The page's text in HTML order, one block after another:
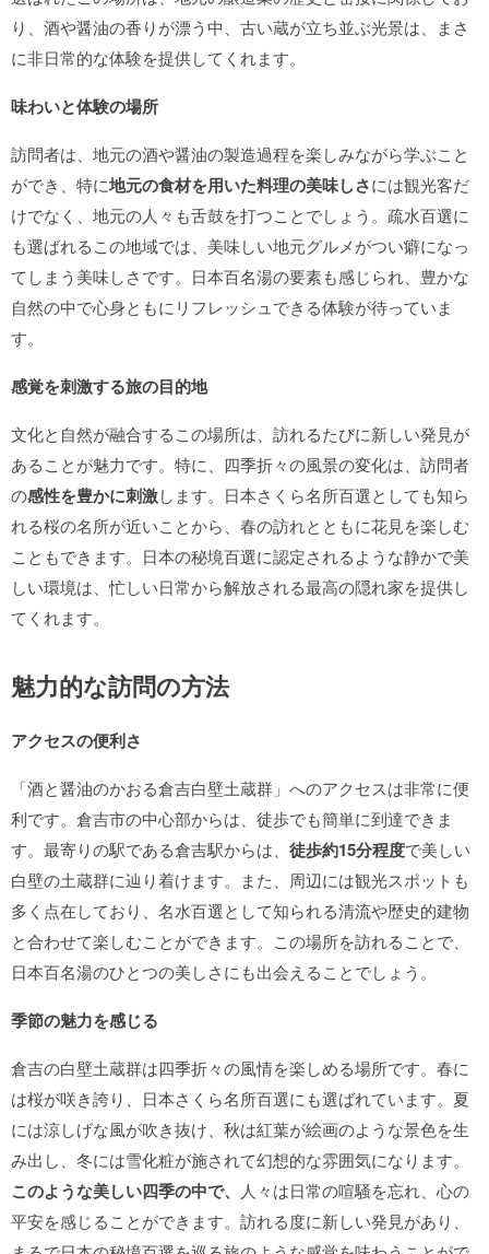
り、酒や醤油の香りが漂う中、古い蔵が立ち並ぶ光景は、まさ
に非日常的な体験を提供してくれます。
味わいと体験の場所
訪問者は、地元の酒や醤油の製造過程を楽しみながら学ぶこと
ができ、特に地元の食材を用いた料理の美味しさには観光客だ
けでなく、地元の人々も舌鼓を打つことでしょう。疏水百選に
も選ばれるこの地域では、美味しい地元グルメがつい癖になっ
てしまう美味しさです。日本百名湯の要素も感じられ、豊かな
自然の中で心身ともにリフレッシュできる体験が待っていま
す。
感覚を刺激する旅の目的地
文化と自然が融合するこの場所は、訪れるたびに新しい発見が
あることが魅力です。特に、四季折々の風景の変化は、訪問者
の感性を豊かに刺激します。日本さくら名所百選としても知ら
れる桜の名所が近いことから、春の訪れとともに花見を楽しむ
こともできます。日本の秘境百選に認定されるような静かで美
しい環境は、忙しい日常から解放される最高の隠れ家を提供し
てくれます。
魅力的な訪問の方法
アクセスの便利さ
「酒と醤油のかおる倉吉白壁土蔵群」へのアクセスは非常に便
利です。倉吉市の中心部からは、徒歩でも簡単に到達できま
す。最寄りの駅である倉吉駅からは、 徒歩約15分程度で美しい
白壁の土蔵群に辿り着けます。また、周辺には観光スポットも
多く点在しており、名水百選として知られる清流や歴史的建物
と合わせて楽しむことができます。この場所を訪れることで、
日本百名湯のひとつの美しさにも出会えることでしょう。
季節の魅力を感じる
倉吉の白壁土蔵群は四季折々の風情を楽しめる場所です。春に
は桜が咲き誇り、日本さくら名所百選にも選ばれています。夏
には涼しげな風が吹き抜け、秋は紅葉が絵画のような景色を生
み出し、冬には雪化粧が施されて幻想的な雰囲気になります。
このような美しい四季の中で、
人々は日常の喧騒を忘れ、心の
平安を感じることができます。訪れる度に新しい発見があり、